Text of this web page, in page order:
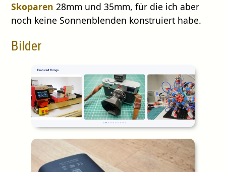
Skoparen 28mm und 35mm, für die ich aber
noch keine Sonnenblenden konstruiert habe.
Bilder